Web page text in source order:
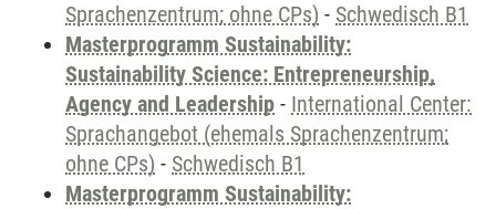
Sprachenzentrum; ohne CPs) - Schwedisch B1
Masterprogramm Sustainability:
Sustainability Science: Entrepreneurship,
Agency and Leadership - International Center:
Sprachangebot (ehemals Sprachenzentrum;
ohne CPs) - Schwedisch B1
Masterprogramm Sustainability: